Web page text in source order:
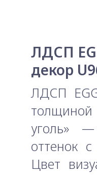
ЛДСП
декор
ЛДСП
уголь»
оттенок
Цвет